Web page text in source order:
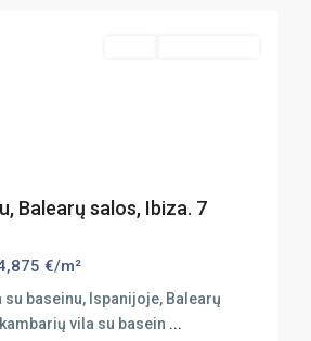
Balearų salos, Ibiza. 7
€/m²
baseinu, Ispanijoje, Balearų
vila su basein ...